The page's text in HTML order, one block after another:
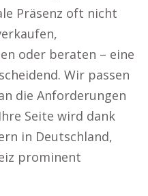
Präsenz oft nicht
oder beraten – eine
Wir passen
die Anforderungen
Seite wird dank
in Deutschland,
prominent